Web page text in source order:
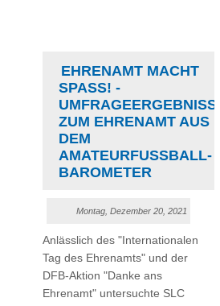
EHRENAMT MACHT
SPASS! - U
MFRAGEERGEBNISSE Z
UM EHRENAMT AUS D
EM A
MATEURFUSSBALL-BA
ROMETER
Montag, Dezember 20, 2021
Anlässlich des "Internationalen
Tag des Ehrenamts" und der
DFB-Aktion "Danke ans
Ehrenamt" untersuchte SLC